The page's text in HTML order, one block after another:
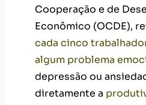
Cooperação e de
Econômico (OCDE),
cada cinco
algum problema
depressão ou
diretamente a